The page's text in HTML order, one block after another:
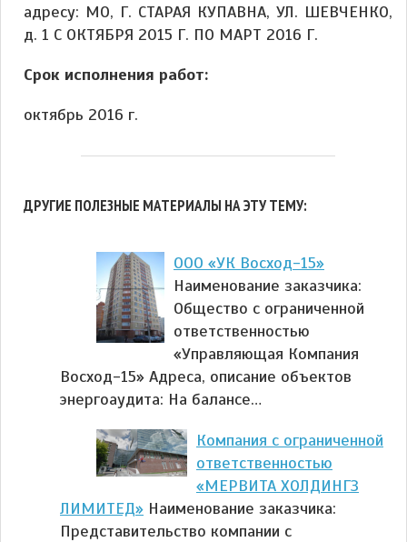
адресу: МО, Г. СТАРАЯ КУПАВНА, УЛ. ШЕВЧЕНКО,
д. 1 С ОКТЯБРЯ 2015 Г. ПО МАРТ 2016 Г.
Срок исполнения работ:
октябрь 2016 г.
ДРУГИЕ ПОЛЕЗНЫЕ МАТЕРИАЛЫ НА ЭТУ ТЕМУ:
ООО «УК Восход-15»
Наименование заказчика:
Общество с ограниченной
ответственностью
«Управляющая Компания
Восход-15» Адреса, описание объектов
энергоаудита: На балансе…
Компания с ограниченной
ответственностью
«МЕРВИТА ХОЛДИНГЗ
ЛИМИТЕД» Наименование заказчика:
Представительство компании с